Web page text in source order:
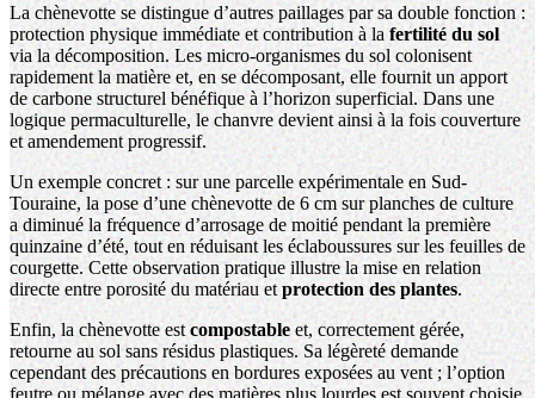
La chènevotte se distingue d’autres paillages par sa double fonction :
protection physique immédiate et contribution à la fertilité du sol
via la décomposition. Les micro-organismes du sol colonisent
rapidement la matière et, en se décomposant, elle fournit un apport
de carbone structurel bénéfique à l’horizon superficial. Dans une
logique permaculturelle, le chanvre devient ainsi à la fois couverture
et amendement progressif.
Un exemple concret : sur une parcelle expérimentale en Sud-
Touraine, la pose d’une chènevotte de 6 cm sur planches de culture
a diminué la fréquence d’arrosage de moitié pendant la première
quinzaine d’été, tout en réduisant les éclaboussures sur les feuilles de
courgette. Cette observation pratique illustre la mise en relation
directe entre porosité du matériau etprotection des plantes.
Enfin, la chènevotte estcompostableet, correctement gérée,
retourne au sol sans résidus plastiques. Sa légèreté demande
cependant des précautions en bordures exposées au vent ; l’option
feutre ou mélange avec des matières plus lourdes est souvent choisie